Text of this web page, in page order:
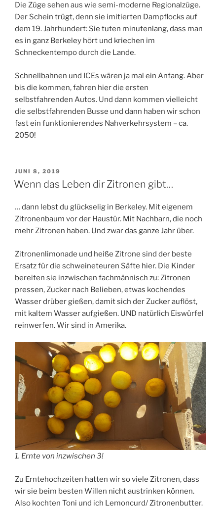
Die Züge sehen aus wie semi-moderne Regionalzüge.
Der Schein trügt, denn sie imitierten Dampflocks auf
dem 19. Jahrhundert: Sie tuten minutenlang, dass man
es in ganz Berkeley hört und kriechen im
Schneckentempo durch die Lande.
Schnellbahnen und ICEs wären ja mal ein Anfang. Aber
bis die kommen, fahren hier die ersten
selbstfahrenden Autos. Und dann kommen vielleicht
die selbstfahrenden Busse und dann haben wir schon
fast ein funktionierendes Nahverkehrsystem – ca.
2050!
VERÖFFENTLICHT
AM
JUNI 8, 2019
Wenn das Leben dir Zitronen gibt…
… dann lebst du glückselig in Berkeley. Mit eigenem
Zitronenbaum vor der Haustür. Mit Nachbarn, die noch
mehr Zitronen haben. Und zwar das ganze Jahr über.
Zitronenlimonade und heiße Zitrone sind der beste
Ersatz für die schweineteuren Säfte hier. Die Kinder
bereiten sie inzwischen fachmännisch zu: Zitronen
pressen, Zucker nach Belieben, etwas kochendes
Wasser drüber gießen, damit sich der Zucker auflöst,
mit kaltem Wasser aufgießen. UND natürlich Eiswürfel
reinwerfen. Wir sind in Amerika.
1. Ernte von inzwischen 3!
Zu Erntehochzeiten hatten wir so viele Zitronen, dass
wir sie beim besten Willen nicht austrinken können.
Also kochten Toni und ich Lemoncurd/ Zitronenbutter.